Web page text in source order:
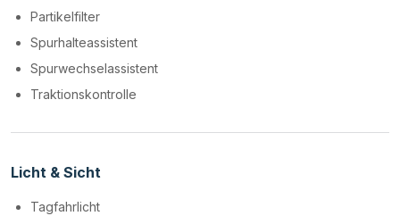
Partikelfilter
Spurhalteassistent
Spurwechselassistent
Traktionskontrolle
Licht & Sicht
Tagfahrlicht